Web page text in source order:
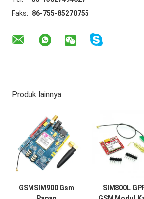
Faks:
86-755-85270755
Produk lainnya
GSMSIM900 Gsm
SIM800L